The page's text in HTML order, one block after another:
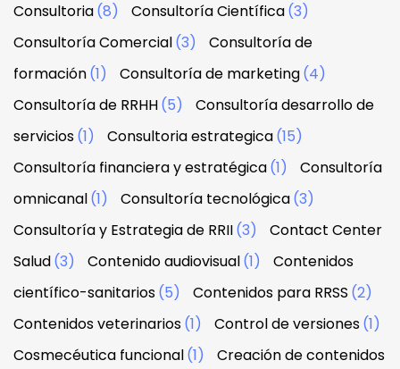
Consultoria(8) Consultoría Científica(3)
Consultoría Comercial(3)
Consultoría de
formación(1) Consultoría de marketing(4)
Consultoría de RRHH(5)
Consultoría desarrollo de
servicios(1) Consultoria estrategica(15)
Consultoría financiera y estratégica(1)
Consultoría
omnicanal(1) Consultoría tecnológica(3)
Consultoría y Estrategia de RRII(3)
Contact Center
Salud(3) Contenido audiovisual(1)
Contenidos
científico-sanitarios(5) Contenidos para RRSS (2)
Contenidos veterinarios(1) Control de versiones(1)
Cosmecéutica funcional(1) Creación de contenidos